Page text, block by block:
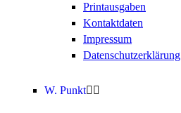
Printausgaben
Kontaktdaten
Impressum
Datenschutzerklärung
W. Punkt